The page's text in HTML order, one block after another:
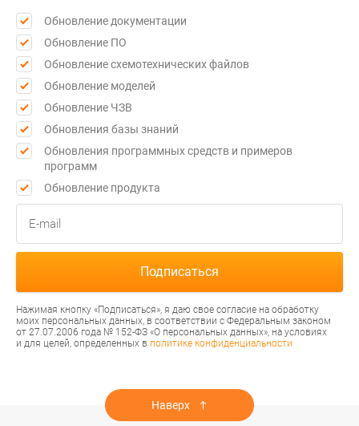
Обновление документации
Обновление ПО
Обновление схемотехнических файлов
Обновление моделей
Обновление ЧЗВ
Обновления базы знаний
Обновления программных средств и примеров
программ
Обновление продукта
Нажимая кнопку «Подписаться», я даю свое согласие на обработку
моих персональных данных, в соответствии с Федеральным законом
от 27.07.2006 года № 152-ФЗ «О персональных данных», на условиях
и для целей, определенных в политике конфиденциальности
Наверх